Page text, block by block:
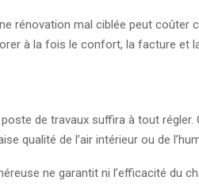
rénovation mal ciblée peut coûter
à la fois le confort, la facture et
de travaux suffira à tout
qualité de l’air intérieur ou de
ne garantit ni l’efficacité du